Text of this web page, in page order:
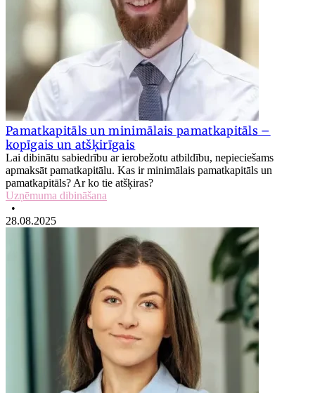
Pamatkapitāls un minimālais pamatkapitāls –
kopīgais un atšķirīgais
Lai dibinātu sabiedrību ar ierobežotu atbildību, nepieciešams
apmaksāt pamatkapitālu. Kas ir minimālais pamatkapitāls un
pamatkapitāls? Ar ko tie atšķiras?
Uzņēmuma dibināšana
•
28.08.2025